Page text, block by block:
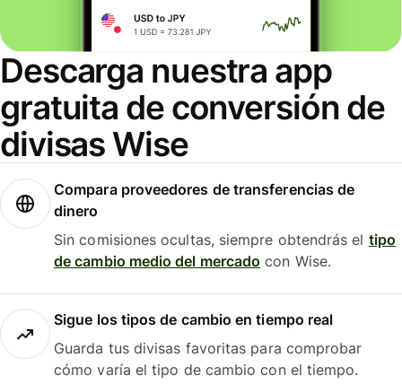
Descarga nuestra app
gratuita de conversión de
divisas Wise
Compara proveedores de transferencias de
dinero
Sin comisiones ocultas, siempre obtendrás el tipo
de cambio medio del mercado con Wise.
Sigue los tipos de cambio en tiempo real
Guarda tus divisas favoritas para comprobar
cómo varía el tipo de cambio con el tiempo.